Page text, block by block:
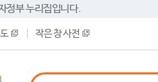
정부 누리집입니다.
작은 창 사전